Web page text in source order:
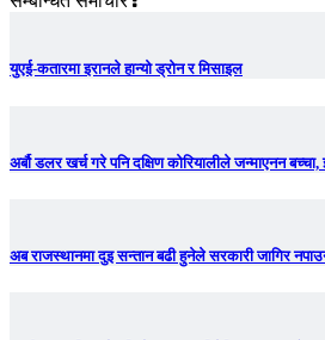
युएई-कतारमा इरानले हान्यो ड्रोन र मिसाइल
अर्बौ डलर खर्च गरे पनि दक्षिण कोरियालीले जन्माएनन
अब राजस्थानमा दुइ सन्तान बढी हुनेले सरकारी जागिर